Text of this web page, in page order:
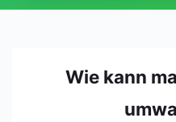
Wie kann